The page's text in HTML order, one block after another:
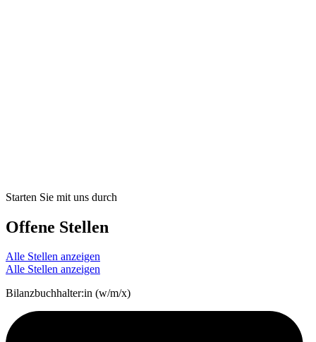
Starten Sie mit uns durch
Offene Stellen
Alle Stellen anzeigen
Alle Stellen anzeigen
Bilanzbuchhalter:in (w/m/x)